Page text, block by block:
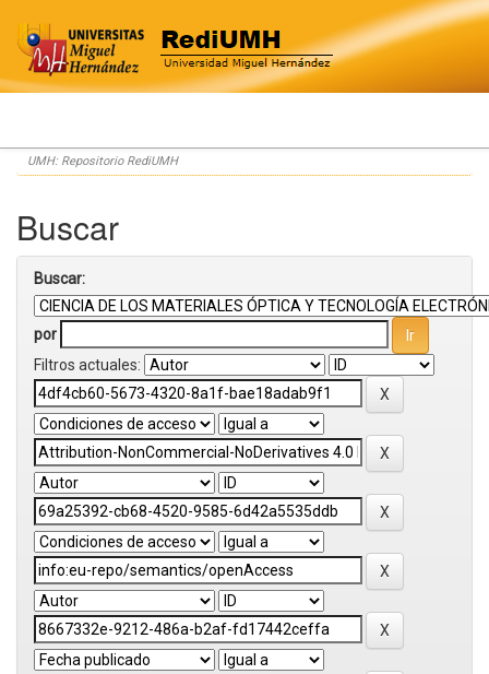
Skip
navigation
UMH: Repositorio RediUMH
Buscar
Buscar:
por
Filtros actuales: